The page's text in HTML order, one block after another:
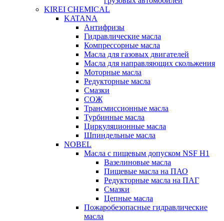
KIREI CHEMICAL
KATANA
Антифризы
Гидравлические масла
Компрессорные масла
Масла для газовых двигателей
Масла для направляющих скольжения
Моторные масла
Редукторные масла
Смазки
СОЖ
Трансмиссионные масла
Турбинные масла
Циркуляционные масла
Шпиндельные масла
NOBEL
Масла с пищевым допуском NSF H1
Вазелиновые масла
Пищевые масла на ПАО
Редукторные масла на ПАГ
Смазки
Цепные масла
Пожаробезопасные гидравлические
масла